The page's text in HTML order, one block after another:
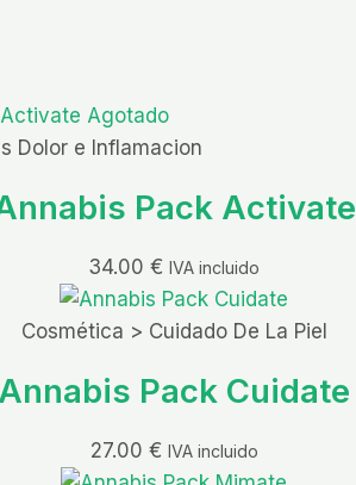
Agotado
Dolor e Inflamacion
Pack Activate
34.00 € IVA incluido
Cosmética > Cuidado De La Piel
Annabis Pack Cuidate
27.00 € IVA incluido